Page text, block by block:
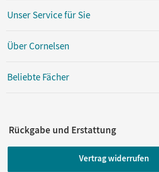
Unser Service für Sie
Über Cornelsen
Beliebte Fächer
Rückgabe und Erstattung
Vertrag widerrufen